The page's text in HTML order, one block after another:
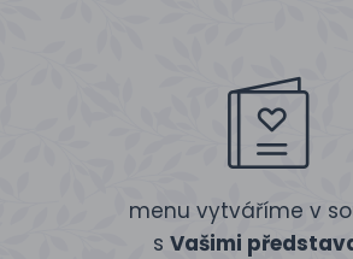
menu vytváříme v
s Vašimi